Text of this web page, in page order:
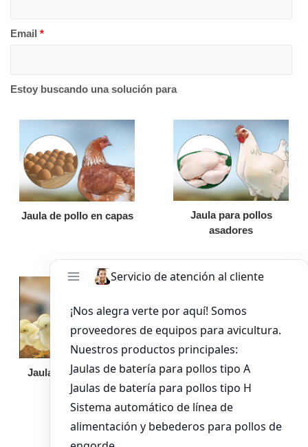
Email *
Estoy buscando una solución para
Jaula de pollo en capas
Jaula para pollos
asadores
Jaula de pollo pollita
Bandeja de
alimentación para
pollos de engorde